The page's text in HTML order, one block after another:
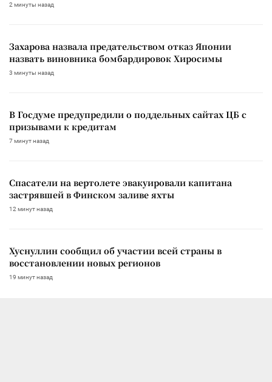
2 минуты назад
Захарова назвала предательством отказ Японии
назвать виновника бомбардировок Хиросимы
3 минуты назад
В Госдуме предупредили о поддельных сайтах ЦБ с
призывами к кредитам
7 минут назад
Спасатели на вертолете эвакуировали капитана
застрявшей в Финском заливе яхты
12 минут назад
Хуснуллин сообщил об участии всей страны в
восстановлении новых регионов
19 минут назад